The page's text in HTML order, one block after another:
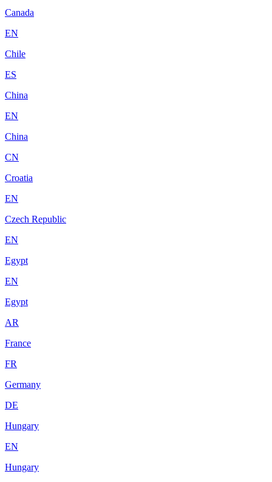
Canada
EN
Chile
ES
China
EN
China
CN
Croatia
EN
Czech Republic
EN
Egypt
EN
Egypt
AR
France
FR
Germany
DE
Hungary
EN
Hungary